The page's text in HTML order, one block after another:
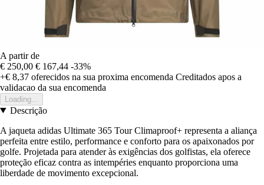
A partir de
€ 250,00 € 167,44 -33%
+€ 8,37 oferecidos na sua proxima encomenda Creditados apos a
validacao da sua encomenda
Loading...
Descrição
A jaqueta adidas Ultimate 365 Tour Climaproof+ representa a aliança
perfeita entre estilo, performance e conforto para os apaixonados por
golfe. Projetada para atender às exigências dos golfistas, ela oferece
proteção eficaz contra as intempéries enquanto proporciona uma
liberdade de movimento excepcional.